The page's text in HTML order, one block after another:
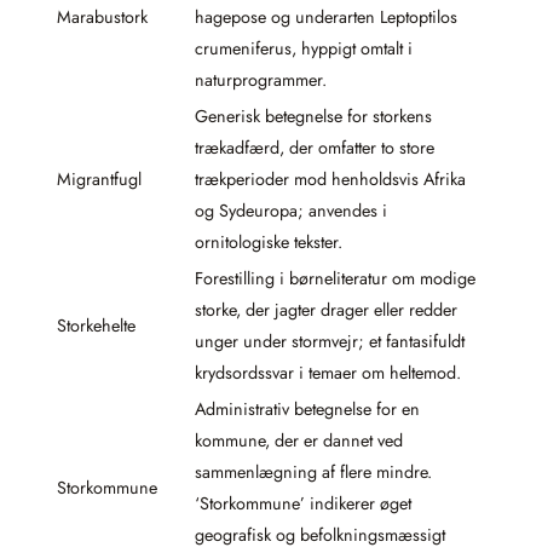
Marabustork
hagepose og underarten Leptoptilos
crumeniferus, hyppigt omtalt i
naturprogrammer.
Migrantfugl
Generisk betegnelse for storkens
trækadfærd, der omfatter to store
trækperioder mod henholdsvis Afrika
og Sydeuropa; anvendes i
ornitologiske tekster.
Storkehelte
Forestilling i børneliteratur om modige
storke, der jagter drager eller redder
unger under stormvejr; et fantasifuldt
krydsordssvar i temaer om heltemod.
Storkommune
Administrativ betegnelse for en
kommune, der er dannet ved
sammenlægning af flere mindre.
‘Storkommune’ indikerer øget
geografisk og befolkningsmæssigt